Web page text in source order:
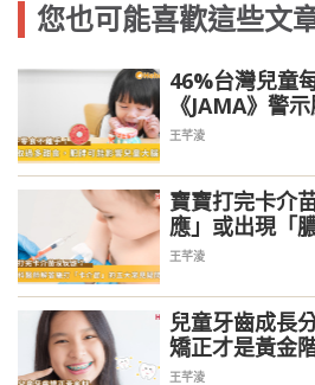
您也可能喜歡這些文
46%台灣兒童
《JAMA》警
育
王芊淩
寶寶打完卡介
應」或出現「
王芊淩
兒童牙齒成長
矯正才是黃金
王芊淩